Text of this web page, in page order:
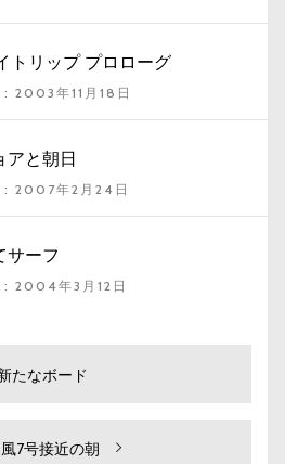
トリップ プロローグ
2003年11月18日
アと朝日
2007年2月24日
サーフ
2004年3月12日
たなボード
7号接近の朝